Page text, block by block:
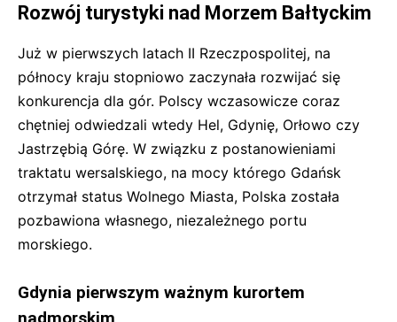
Rozwój turystyki nad Morzem Bałtyckim
Już w pierwszych latach II Rzeczpospolitej, na
północy kraju stopniowo zaczynała rozwijać się
konkurencja dla gór. Polscy wczasowicze coraz
chętniej odwiedzali wtedy Hel, Gdynię, Orłowo czy
Jastrzębią Górę. W związku z postanowieniami
traktatu wersalskiego, na mocy którego Gdańsk
otrzymał status Wolnego Miasta, Polska została
pozbawiona własnego, niezależnego portu
morskiego.
Gdynia pierwszym ważnym kurortem
nadmorskim